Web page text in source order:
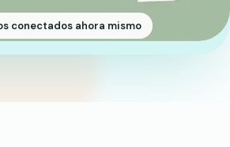
conectados ahora mismo